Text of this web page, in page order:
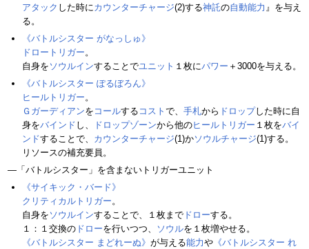
アタック した時にカウンターチャージ(2)する神託の自動能力 』を与え
る。
《バトルシスター がなっしゅ》
ドロートリガー。
自身を ソウルインすることでユニット １枚にパワー ＋3000を与える。
《バトルシスター ぽるぼろん》
ヒールトリガー。
Ｇガーディアンを コールする コスト で、 手札から ドロップした時に自
身をバインド し、 ドロップゾーンから他のヒールトリガー １枚をバイ
ンドすることで、 カウンターチャージ(1)かソウルチャージ(1)する。
リソースの補充要員。
―「バトルシスター」を含まないトリガーユニット
《サイキック・バード》
クリティカルトリガー。
自身を ソウルインすることで、１枚まで ドローする。
１：１交換の ドローを行いつつ、 ソウルを１枚増やせる。
《バトルシスター まどれーぬ》 が与える能力や 《バトルシスター れ